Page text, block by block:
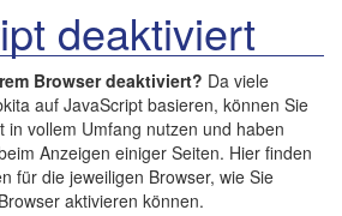
deaktiviert
Browser deaktiviert? Da viele
auf JavaScript basieren, können Sie
in vollem Umfang nutzen und haben
Anzeigen einiger Seiten. Hier finden
für die jeweiligen Browser, wie Sie
aktivieren können.